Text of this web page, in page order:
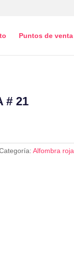
Puntos de venta
# 21
Alfombra roja